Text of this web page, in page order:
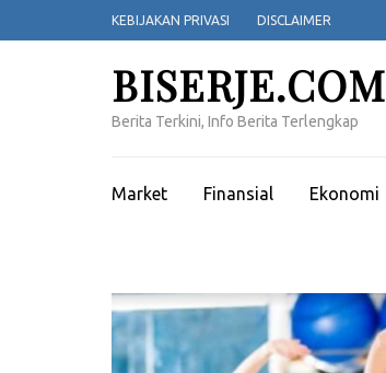
ke
KEBIJAKAN PRIVASI DISCLAIMER
BISERJE.COM
Berita Terkini, Info Berita Terlengkap
Market Finansial Ekonomi